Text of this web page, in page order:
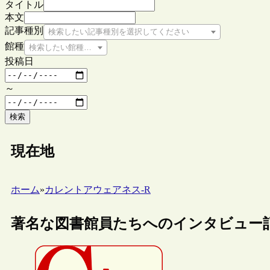
タイトル
本文
記事種別
検索したい記事種別を選択してください
館種 検索したい館種を選択してください
投稿日
～
検索
現在地
ホーム»カレントアウェアネス-R
著名な図書館員たちへのインタビュー